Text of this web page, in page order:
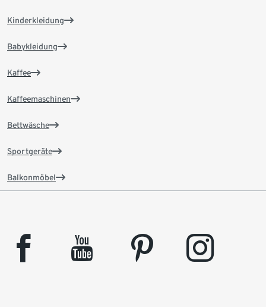
Kinderkleidung
Babykleidung
Kaffee
Kaffeemaschinen
Bettwäsche
Sportgeräte
Balkonmöbel
facebook youtube pinterest instagram